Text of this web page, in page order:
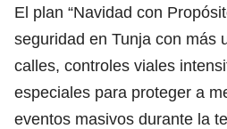
El plan “Navidad con
seguridad en Tunja con más
calles, controles viales
especiales para proteger a
eventos masivos durante la